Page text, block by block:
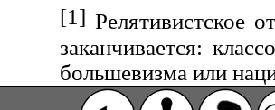
[1] Релятивистское
заканчивается:
большевизма или